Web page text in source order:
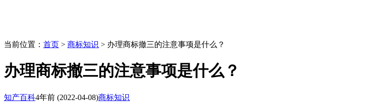
当前位置： 首页 > 商标知识 > 办理商标撤三的注意事项是什么？
办理商标撤三的注意事项是什么？
知产百科4年前 (2022-04-08)商标知识